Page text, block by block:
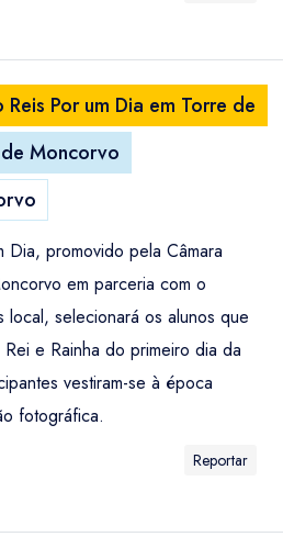
Reis Por um Dia em Torre de
Moncorvo
promovido pela Câmara
em parceria com o
local, selecionará os alunos que
e Rainha do primeiro dia da
vestiram-se à época
fotográfica.
Reportar